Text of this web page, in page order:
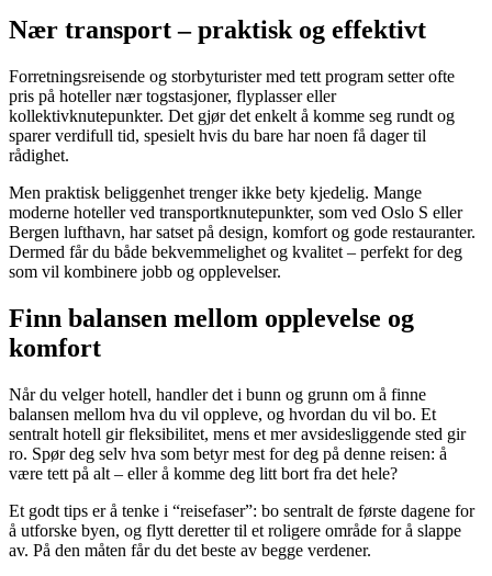
Nær transport – praktisk og effektivt
Forretningsreisende og storbyturister med tett program setter ofte
pris på hoteller nær togstasjoner, flyplasser eller
kollektivknutepunkter. Det gjør det enkelt å komme seg rundt og
sparer verdifull tid, spesielt hvis du bare har noen få dager til
rådighet.
Men praktisk beliggenhet trenger ikke bety kjedelig. Mange
moderne hoteller ved transportknutepunkter, som ved Oslo S eller
Bergen lufthavn, har satset på design, komfort og gode restauranter.
Dermed får du både bekvemmelighet og kvalitet – perfekt for deg
som vil kombinere jobb og opplevelser.
Finn balansen mellom opplevelse og
komfort
Når du velger hotell, handler det i bunn og grunn om å finne
balansen mellom hva du vil oppleve, og hvordan du vil bo. Et
sentralt hotell gir fleksibilitet, mens et mer avsidesliggende sted gir
ro. Spør deg selv hva som betyr mest for deg på denne reisen: å
være tett på alt – eller å komme deg litt bort fra det hele?
Et godt tips er å tenke i “reisefaser”: bo sentralt de første dagene for
å utforske byen, og flytt deretter til et roligere område for å slappe
av. På den måten får du det beste av begge verdener.